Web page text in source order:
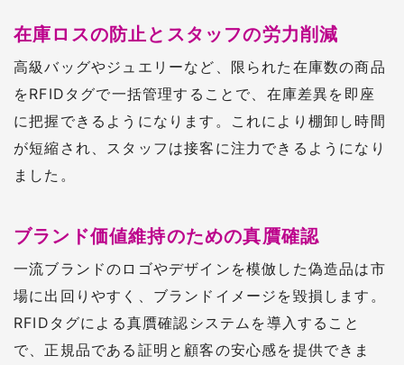
具体的な活用シーン
在庫ロスの防止とスタッフの労力削減
高級バッグやジュエリーなど、限られた在庫数の商品
をRFIDタグで一括管理することで、在庫差異を即座
に把握できるようになります。これにより棚卸し時間
が短縮され、スタッフは接客に注力できるようになり
ました。
ブランド価値維持のための真贋確認
一流ブランドのロゴやデザインを模倣した偽造品は市
場に出回りやすく、ブランドイメージを毀損します。
RFIDタグによる真贋確認システムを導入すること
で、正規品である証明と顧客の安心感を提供できま